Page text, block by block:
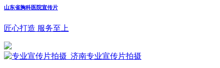
山东省胸科医院宣传片
匠心打造 服务至上